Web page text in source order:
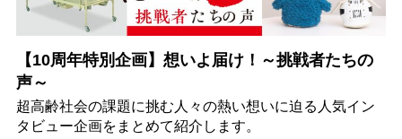
【10周年特別企画】想いよ届け！～挑戦者たちの
声～
超高齢社会の課題に挑む人々の熱い想いに迫る人気イン
タビュー企画をまとめて紹介します。